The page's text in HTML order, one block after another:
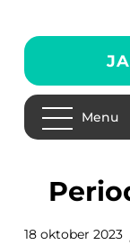
Menu
18 oktober 2023